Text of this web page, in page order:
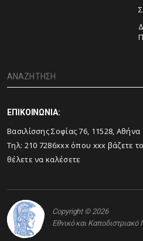
ΕΠΙΚΟΙΝΩΝΙΑ:
Βασιλίσσης Σοφίας 76, 11528, Αθήνα
Τηλ: 210 7286xxx όπου xxx βάζετε
θέλετε να καλέσετε
Copyright © 2026
Εθνικό και